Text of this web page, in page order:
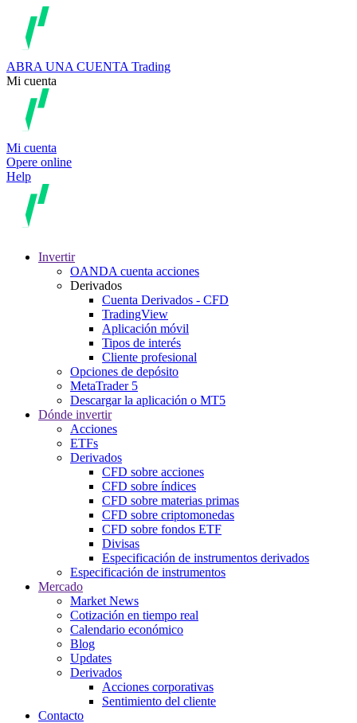
ABRA UNA CUENTA Trading
Mi cuenta
Mi cuenta
Opere online
Help
Invertir
OANDA cuenta acciones
Derivados
Cuenta Derivados - CFD
TradingView
Aplicación móvil
Tipos de interés
Cliente profesional
Opciones de depósito
MetaTrader 5
Descargar la aplicación o MT5
Dónde invertir
Acciones
ETFs
Derivados
CFD sobre acciones
CFD sobre índices
CFD sobre materias primas
CFD sobre criptomonedas
CFD sobre fondos ETF
Divisas
Especificación de instrumentos derivados
Especificación de instrumentos
Mercado
Market News
Cotización en tiempo real
Calendario económico
Blog
Updates
Derivados
Acciones corporativas
Sentimiento del cliente
Contacto